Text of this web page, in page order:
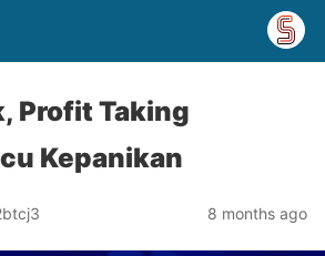
Profit Taking
Kepanikan
8 months ago